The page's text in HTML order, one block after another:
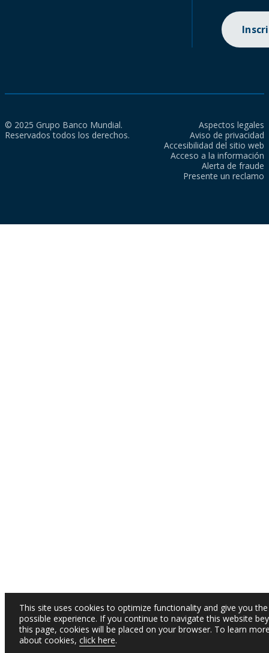
© 2025 Grupo Banco Mundial.
Reservados todos los derechos.
Aspectos legales
Aviso de privacidad
Accesibilidad del sitio web
Acceso a la información
Alerta de fraude
Presente un reclamo
This site uses cookies to optimize functionality and give you
possible experience. If you continue to navigate this website
this page, cookies will be placed on your browser. To learn
about cookies, click here.